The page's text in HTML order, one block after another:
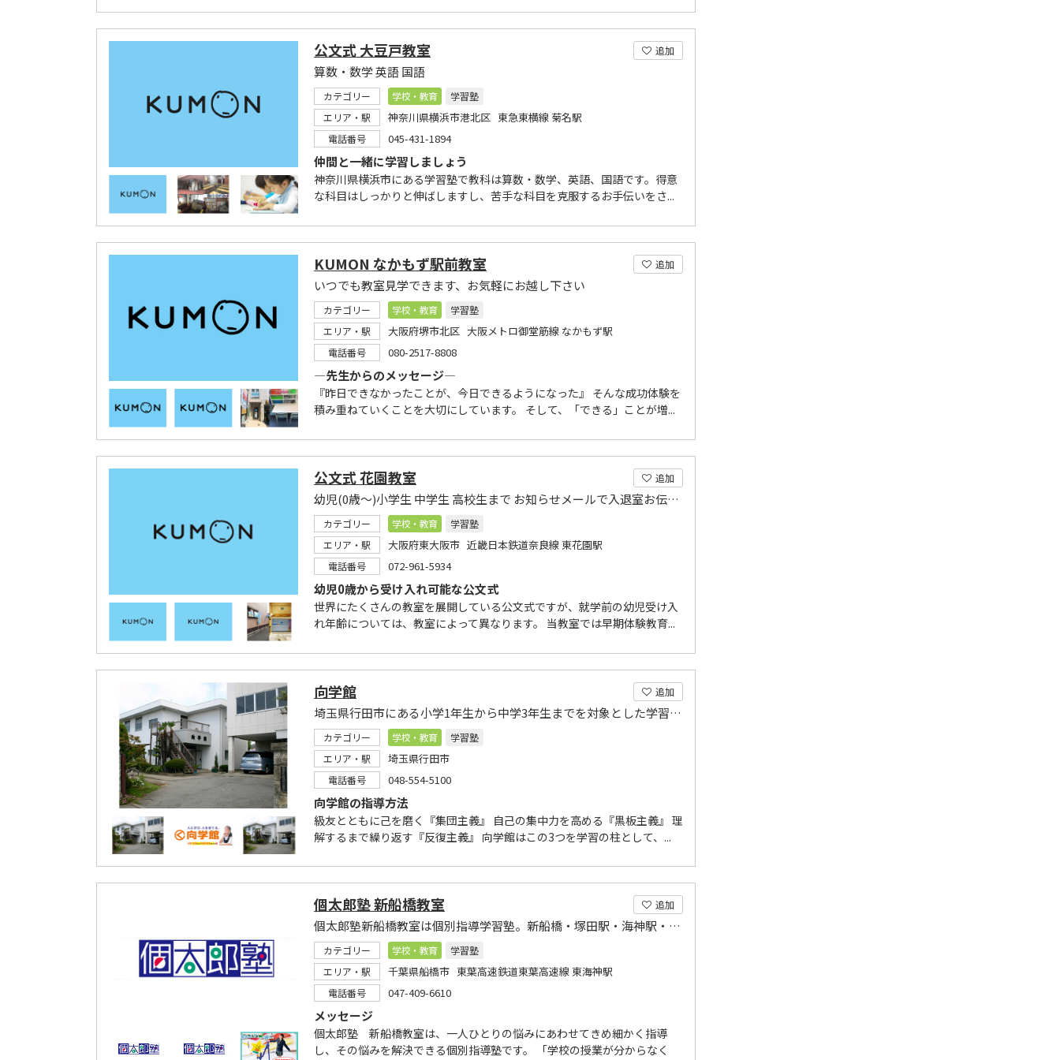
追加
公文式 大豆戸教室
算数・数学 英語 国語
カテゴリー 学校・教育
学習塾
エリア・駅
神奈川県横浜市港北区 東急東横線 菊名駅
電話番号 045-431-1894
仲間と一緒に学習しましょう
神奈川県横浜市にある学習塾で教科は算数・数学、英語、国語です。得意
な科目はしっかりと伸ばしますし、苦手な科目を克服するお手伝いをさ...
追加
KUMON なかもず駅前教室
いつでも教室見学できます、お気軽にお越し下さい
カテゴリー 学校・教育
学習塾
エリア・駅
大阪府堺市北区 大阪メトロ御堂筋線 なかもず駅
電話番号 080-2517-8808
―先生からのメッセージ―
『昨日できなかったことが、今日できるようになった』 そんな成功体験を
積み重ねていくことを大切にしています。 そして、「できる」ことが増...
追加
公文式 花園教室
幼児(0歳～)小学生 中学生 高校生まで お知らせメールで入退室お伝えしています 見学自由
カテゴリー 学校・教育
学習塾
エリア・駅
大阪府東大阪市 近畿日本鉄道奈良線 東花園駅
電話番号 072-961-5934
幼児0歳から受け入れ可能な公文式
世界にたくさんの教室を展開している公文式ですが、就学前の幼児受け入
れ年齢については、教室によって異なります。 当教室では早期体験教育...
追加
向学館
埼玉県行田市にある小学1年生から中学3年生までを対象とした学習塾です。
カテゴリー 学校・教育
学習塾
エリア・駅
埼玉県行田市
電話番号 048-554-5100
向学館の指導方法
級友とともに己を磨く『集団主義』 自己の集中力を高める『黒板主義』 理
解するまで繰り返す『反復主義』 向学館はこの3つを学習の柱として、...
追加
個太郎塾 新船橋教室
個太郎塾新船橋教室は個別指導学習塾。新船橋・塚田駅・海神駅・東海神駅周辺の小中高校生が対象。
カテゴリー 学校・教育
学習塾
エリア・駅
千葉県船橋市 東葉高速鉄道東葉高速線 東海神駅
電話番号 047-409-6610
メッセージ
個太郎塾 新船橋教室は、一人ひとりの悩みにあわせてきめ細かく指導
し、その悩みを解決できる個別指導塾です。 「学校の授業が分からなく